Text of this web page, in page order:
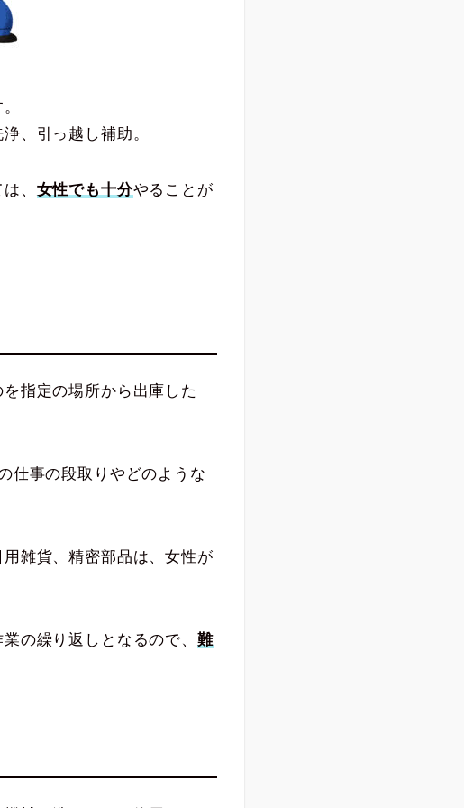
、引っ越し補助。
、 女性でも十分やることが
指定の場所から出庫した
仕事の段取りやどのような
雑貨、精密部品は、女性が
の繰り返しとなるので、 難